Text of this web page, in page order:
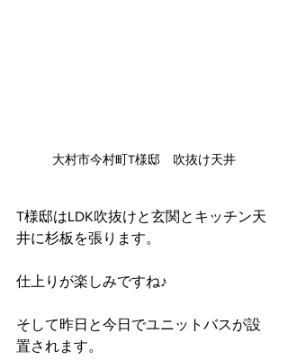
大村市今村町T様邸　吹抜け天井
T様邸はLDK吹抜けと玄関とキッチン天
井に杉板を張ります。
仕上りが楽しみですね♪
そして昨日と今日でユニットバスが設
置されます。